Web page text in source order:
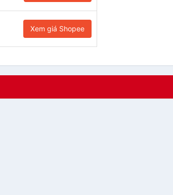
Xem giá Shopee